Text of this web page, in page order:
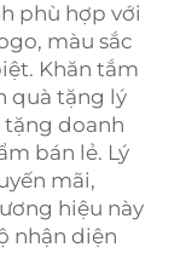
phù hợp với
màu sắc
Khăn tắm
quà tặng lý
doanh
bán lẻ. Lý
mãi,
hiệu này
nhận diện